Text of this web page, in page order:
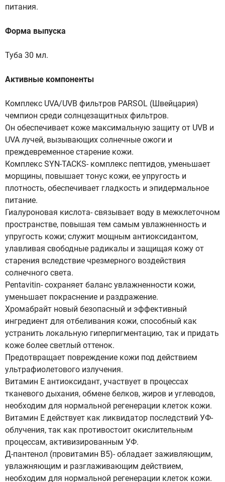
питания.
Форма выпуска
Туба 30 мл.
Активные компоненты
Комплекс UVA/UVB фильтров PARSOL (Швейцария)
чемпион среди солнцезащитных фильтров.
Он обеспечивает коже максимальную защиту от UVB и
UVA лучей, вызывающих солнечные ожоги и
преждевременное старение кожи.
Комплекс SYN-TACKS- комплекс пептидов, уменьшает
морщины, повышает тонус кожи, ее упругость и
плотность, обеспечивает гладкость и эпидермальное
питание.
Гиалуроновая кислота- связывает воду в межклеточном
пространстве, повышая тем самым увлажненность и
упругость кожи; служит мощным антиоксидантом,
улавливая свободные радикалы и защищая кожу от
старения вследствие чрезмерного воздействия
солнечного света.
Pentavitin- сохраняет баланс увлажненности кожи,
уменьшает покраснение и раздражение.
Хромабрайт новый безопасный и эффективный
ингредиент для отбеливания кожи, способный как
устранить локальную гиперпигментацию, так и придать
коже более светлый оттенок.
Предотвращает повреждение кожи под действием
ультрафиолетового излучения.
Витамин Е антиоксидант, участвует в процессах
тканевого дыхания, обмене белков, жиров и углеводов,
необходим для нормальной регенерации клеток кожи.
Витамин Е действует как ликвидатор последствий УФ-
облучения, так как противостоит окислительным
процессам, активизированным УФ.
Д-пантенол (провитамин В5)- обладает заживляющим,
увлажняющим и разглаживающим действием,
необходим для нормальной регенерации клеток кожи.